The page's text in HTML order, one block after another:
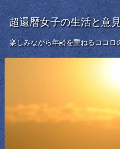
超還暦女子の生活と意
楽しみながら年齢を重ねるココロ